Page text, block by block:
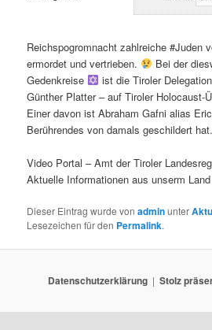
Reichspogromnacht zahlreiche #Juden
ermordet und vertrieben.
Bei der
Gedenkreise
ist die Tiroler
Günther Platter – auf Tiroler Holocaust-
Einer davon ist Abraham Gafni alias
Berührendes von damals geschildert hat.
Video Portal – Amt der Tiroler
Aktuelle Informationen aus unserm
Dieser Eintrag wurde vonadminunter
Lesezeichen für den Permalink.
Datenschutzerklärung Stolz